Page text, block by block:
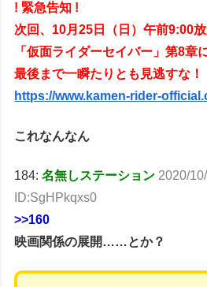
! 緊急告知 !
次回、10月25日（日）午前9:00
「仮面ライダーセイバー」第8章
最後まで一瞬たりとも見逃すな！
https://www.kamen-rider-
これなんなん
184:名無しステーション 2020/
ID:SgHPkqxs0
>>160
映画関係の展開……とか？